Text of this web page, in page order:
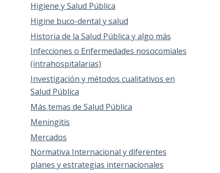
Higiene y Salud Pública
Higine buco-dental y salud
Historia de la Salud Pública y algo más
Infecciones o Enfermedades nosocomiales
(intrahospitalarias)
Investigación y métodos cualitativos en
Salud Pública
Más temas de Salud Pública
Meningitis
Mercados
Normativa Internacional y diferentes
planes y estrategias internacionales